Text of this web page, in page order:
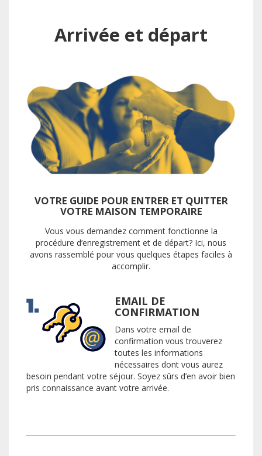
Arrivée et départ
VOTRE GUIDE POUR ENTRER ET QUITTER
VOTRE MAISON TEMPORAIRE
Vous vous demandez comment fonctionne la
procédure d’enregistrement et de départ? Ici, nous
avons rassemblé pour vous quelques étapes faciles à
accomplir.
EMAIL DE
CONFIRMATION
Dans votre email de
confirmation vous trouverez
toutes les informations
nécessaires dont vous aurez
besoin pendant votre séjour. Soyez sûrs d’en avoir bien
pris connaissance avant votre arrivée.